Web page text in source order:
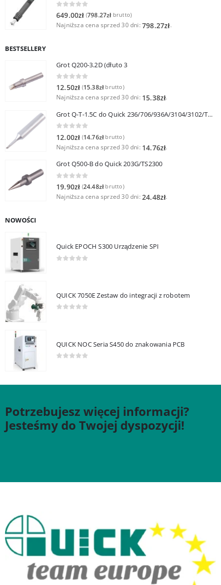
649.00zł (798.27złbrutto)
Najniższa cena sprzed 30 dni: 798.27zł.
BESTSELLERY
Grot Q200-3.2D (dłuto 3
0out of 5
12.50zł (15.38złbrutto)
Najniższa cena sprzed 30 dni: 15.38zł.
Grot Q-T-1.5C do Quick 236/706/936A/3104/3102/TS1100
12.00zł (14.76złbrutto)
Najniższa cena sprzed 30 dni: 14.76zł.
Grot Q500-B do Quick 203G/TS2300
0out of 5
19.90zł (24.48złbrutto)
Najniższa cena sprzed 30 dni: 24.48zł.
NOWOŚCI
Quick EPOCH S300 Urządzenie SPI
QUICK 7050E Zestaw do integracji z robotem
QUICK NOC Seria S450 do znakowania PCB
Potrzebujesz więcej informacji?
Jesteśmy do Twojej dyspozycji!